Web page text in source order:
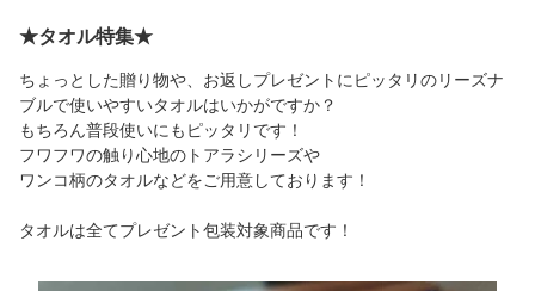
★タオル特集★
ちょっとした贈り物や、お返しプレゼントにピッタリのリーズナ
ブルで使いやすいタオルはいかがですか？
もちろん普段使いにもピッタリです！
フワフワの触り心地のトアラシリーズや
ワンコ柄のタオルなどをご用意しております！
タオルは全てプレゼント包装対象商品です！